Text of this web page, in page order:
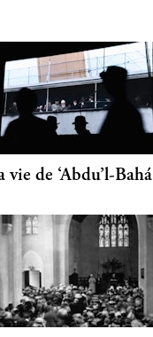
vie de ‘Abdu’l-Bahá